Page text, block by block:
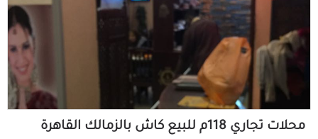
محلات تجاري 118م للبيع كاش بالزمالك القاهرة